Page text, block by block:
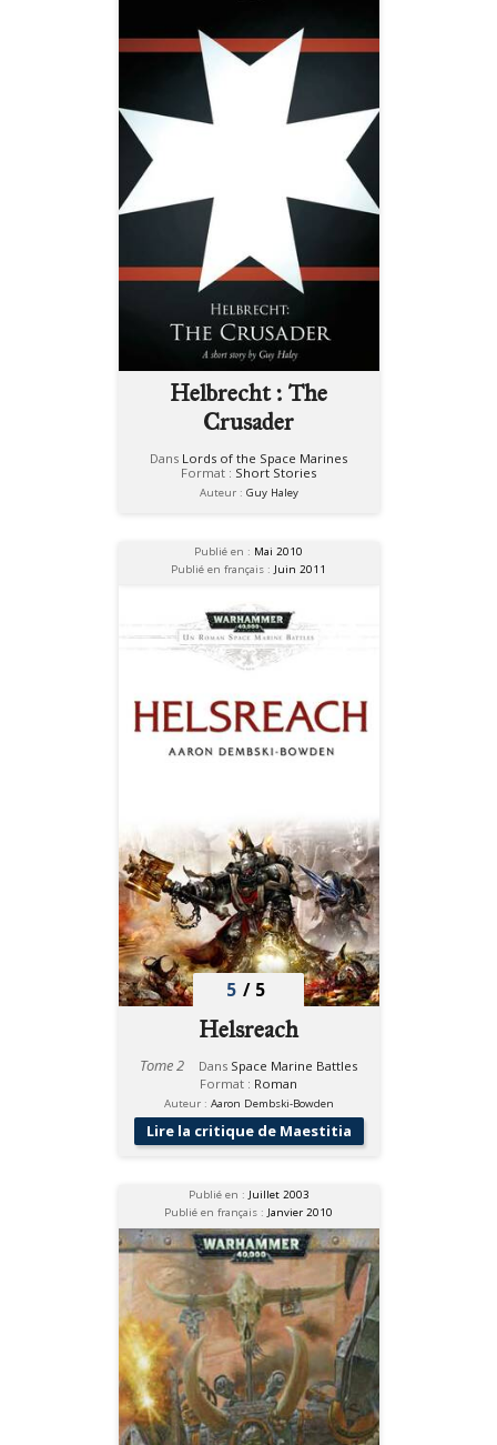
Helbrecht : The
Crusader
Dans Lords of the Space Marines
Format : Short Stories
Auteur : Guy Haley
Publié en : Mai 2010
Publié en français : Juin 2011
5 / 5
Helsreach
Tome 2 Dans Space Marine Battles
Format : Roman
Auteur : Aaron Dembski-Bowden
Lire la critique de Maestitia
Publié en : Juillet 2003
Publié en français : Janvier 2010